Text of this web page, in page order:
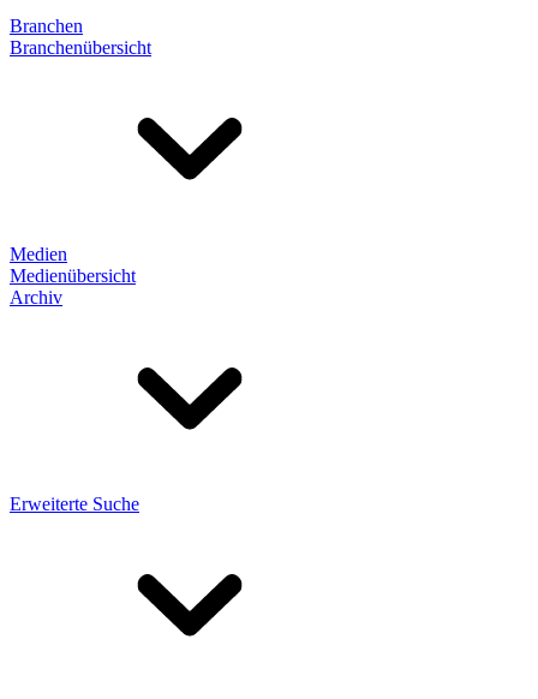
Branchen
Branchenübersicht
Medien
Medienübersicht
Archiv
Erweiterte Suche